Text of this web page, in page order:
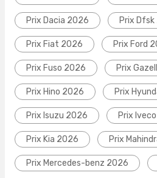
Prix Dacia 2026 Prix
Prix Fiat 2026 Prix Ford
Prix Fuso 2026 Prix
Prix Hino 2026 Prix
Prix Isuzu 2026 Prix
Prix Kia 2026 Prix
Prix Mercedes-benz 2026